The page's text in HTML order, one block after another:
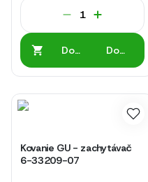
Do
Do
Kovanie GU - zachytávač
6-33209-07